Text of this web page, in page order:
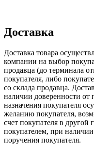
Доставка
Доставка товара
компании на выбор
продавца (до терминала
покупателя, либо
со склада продавца.
наличии доверенности от
назначения покупателя
желанию покупателя,
счет покупателя в другой
покупателем, при
поручения покупателя.